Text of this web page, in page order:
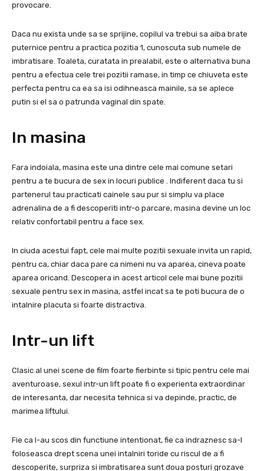
provocare.
Daca nu exista unde sa se sprijine, copilul va trebui sa aiba brate
puternice pentru a practica pozitia 1, cunoscuta sub numele de
imbratisare. Toaleta, curatata in prealabil, este o alternativa buna
pentru a efectua cele trei pozitii ramase, in timp ce chiuveta este
perfecta pentru ca ea sa isi odihneasca mainile, sa se aplece
putin si el sa o patrunda vaginal din spate.
In masina
Fara indoiala, masina este una dintre cele mai comune setari
pentru a te bucura de sex in locuri publice . Indiferent daca tu si
partenerul tau practicati cainele sau pur si simplu va place
adrenalina de a fi descoperiti intr-o parcare, masina devine un loc
relativ confortabil pentru a face sex.
In ciuda acestui fapt, cele mai multe pozitii sexuale invita un rapid,
pentru ca, chiar daca pare ca nimeni nu va aparea, cineva poate
aparea oricand. Descopera in acest articol cele mai bune pozitii
sexuale pentru sex in masina, astfel incat sa te poti bucura de o
intalnire placuta si foarte distractiva.
Intr-un lift
Clasic al unei scene de film foarte fierbinte si tipic pentru cele mai
aventuroase, sexul intr-un lift poate fi o experienta extraordinar
de interesanta, dar necesita tehnica si va depinde, practic, de
marimea liftului.
Fie ca l-au scos din functiune intentionat, fie ca indraznesc sa-l
foloseasca drept scena unei intalniri toride cu riscul de a fi
descoperite, surpriza si imbratisarea sunt doua posturi grozave